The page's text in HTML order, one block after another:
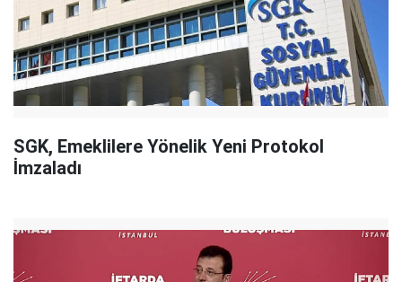
SGK, Emeklilere Yönelik Yeni Protokol
İmzaladı